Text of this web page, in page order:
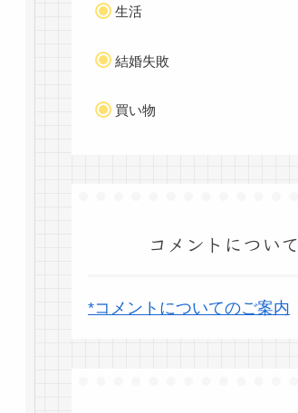
生活
結婚失敗
買い物
コメントについて
*コメントについてのご案内